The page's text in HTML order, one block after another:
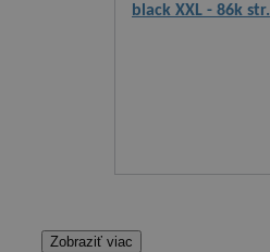
black XXL - 86k str.
Zobraziť viac